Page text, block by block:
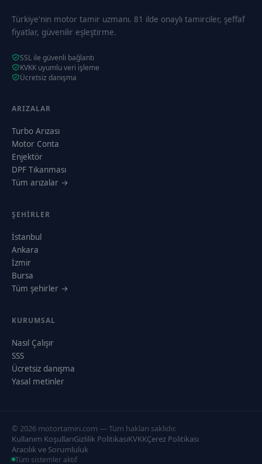
Türkiye'nin motor tamir uzmanı. 81 ilde onaylı tamirciler, şeffaf
fiyatlar, güvenilir eşleştirme.
SSL ile güvenli bağlantı
KVKK uyumlu veri işleme
Ücretsiz danışma
ARIZALAR
Turbo Arızası
Motor Conta
Enjektör
DPF Tıkanması
Tüm arızalar →
ŞEHIRLER
İstanbul
Ankara
İzmir
Bursa
Tüm şehirler →
KURUMSAL
Nasıl Çalışır
SSS
Ücretsiz danışma
Yasal metinler
© 2026 motortamiri.com — Tüm hakları saklıdır.
Kullanım KoşullarıGizlilik PolitikasıKVKKÇerez Politikası
Aracılık ve Sorumluluk
Tüm sistemler aktif